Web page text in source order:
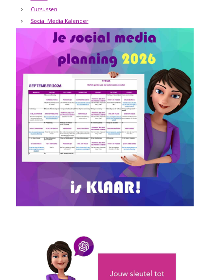
Cursussen
Social Media Kalender